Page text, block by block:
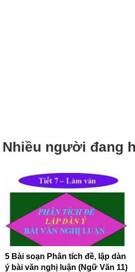
Nhiều người đang
5 Bài soạn Phân tích đề, lập dàn
ý bài văn nghị luận (Ngữ Văn 11)